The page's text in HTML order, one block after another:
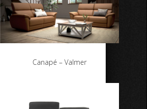
Canapé – Valmer